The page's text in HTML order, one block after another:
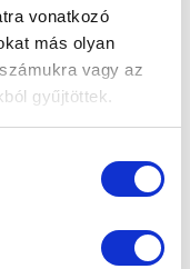
vonatkozó
más olyan
vagy az
gyűjtöttek.
nézni,